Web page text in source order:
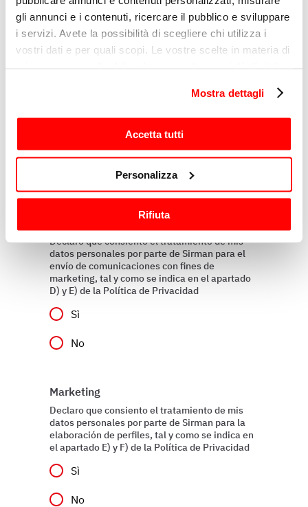
gli annunci e i contenuti, ricercare il pubblico e sviluppare
i servizi. Avete la possibilità di scegliere chi utilizza i
vostri dati e per quali scopi. Le vostre scelte in materia di
modificare o revocare il proprio consenso in qualsiasi
momento dalla Dichiarazione sui cookie o facendo clic
sull'icona di attivazione della privacy.
raccogliere informazioni sulla tua posizione
geografica, con un'approssimazione di qualche
Identificare il tuo dispositivo, scansionandolo
attivamente alla ricerca di caratteristiche specifiche
(impronte digitali).
Approfondisci come vengono elaborati i tuoi dati personali
modificare o ritirare il tuo consenso in qualsiasi momento
dalla Dichiarazione sui cookie.
contenuti ed annunci, per fornire funzionalità dei social
media e per analizzare il nostro traffico. Condividiamo
inoltre informazioni sul modo in cui l’utente utilizza il
nostro sito con i nostri partner che si occupano di analisi
dei dati web, pubblicità e social media, i quali potrebbero
che hanno raccolto dal suo utilizzo dei loro servizi.
Mostra dettagli
Accetta tutti
Personalizza
Rifiuta
Declaro que consiento el tratamiento de mis
datos personales por parte de Sirman para el
envío de comunicaciones con fines de
marketing, tal y como se indica en el apartado
D) y E) de la Política de Privacidad
Sì
No
Marketing
Declaro que consiento el tratamiento de mis
datos personales por parte de Sirman para la
elaboración de perfiles, tal y como se indica en
el apartado E) y F) de la Política de Privacidad
Sì
No